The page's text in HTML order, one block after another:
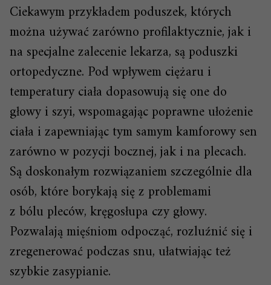
Ciekawym przykładem poduszek, których
można używać zarówno profilaktycznie, jak i
na specjalne zalecenie lekarza, są poduszki
ortopedyczne. Pod wpływem ciężaru i
temperatury ciała dopasowują się one do
głowy i szyi, wspomagając poprawne ułożenie
ciała i zapewniając tym samym kamforowy sen
zarówno w pozycji bocznej, jak i na plecach.
Są doskonałym rozwiązaniem szczególnie dla
osób, które borykają się z problemami
z bólu pleców, kręgosłupa czy głowy.
Pozwalają mięśniom odpocząć, rozluźnić się i
zregenerować podczas snu, ułatwiając też
szybkie zasypianie.